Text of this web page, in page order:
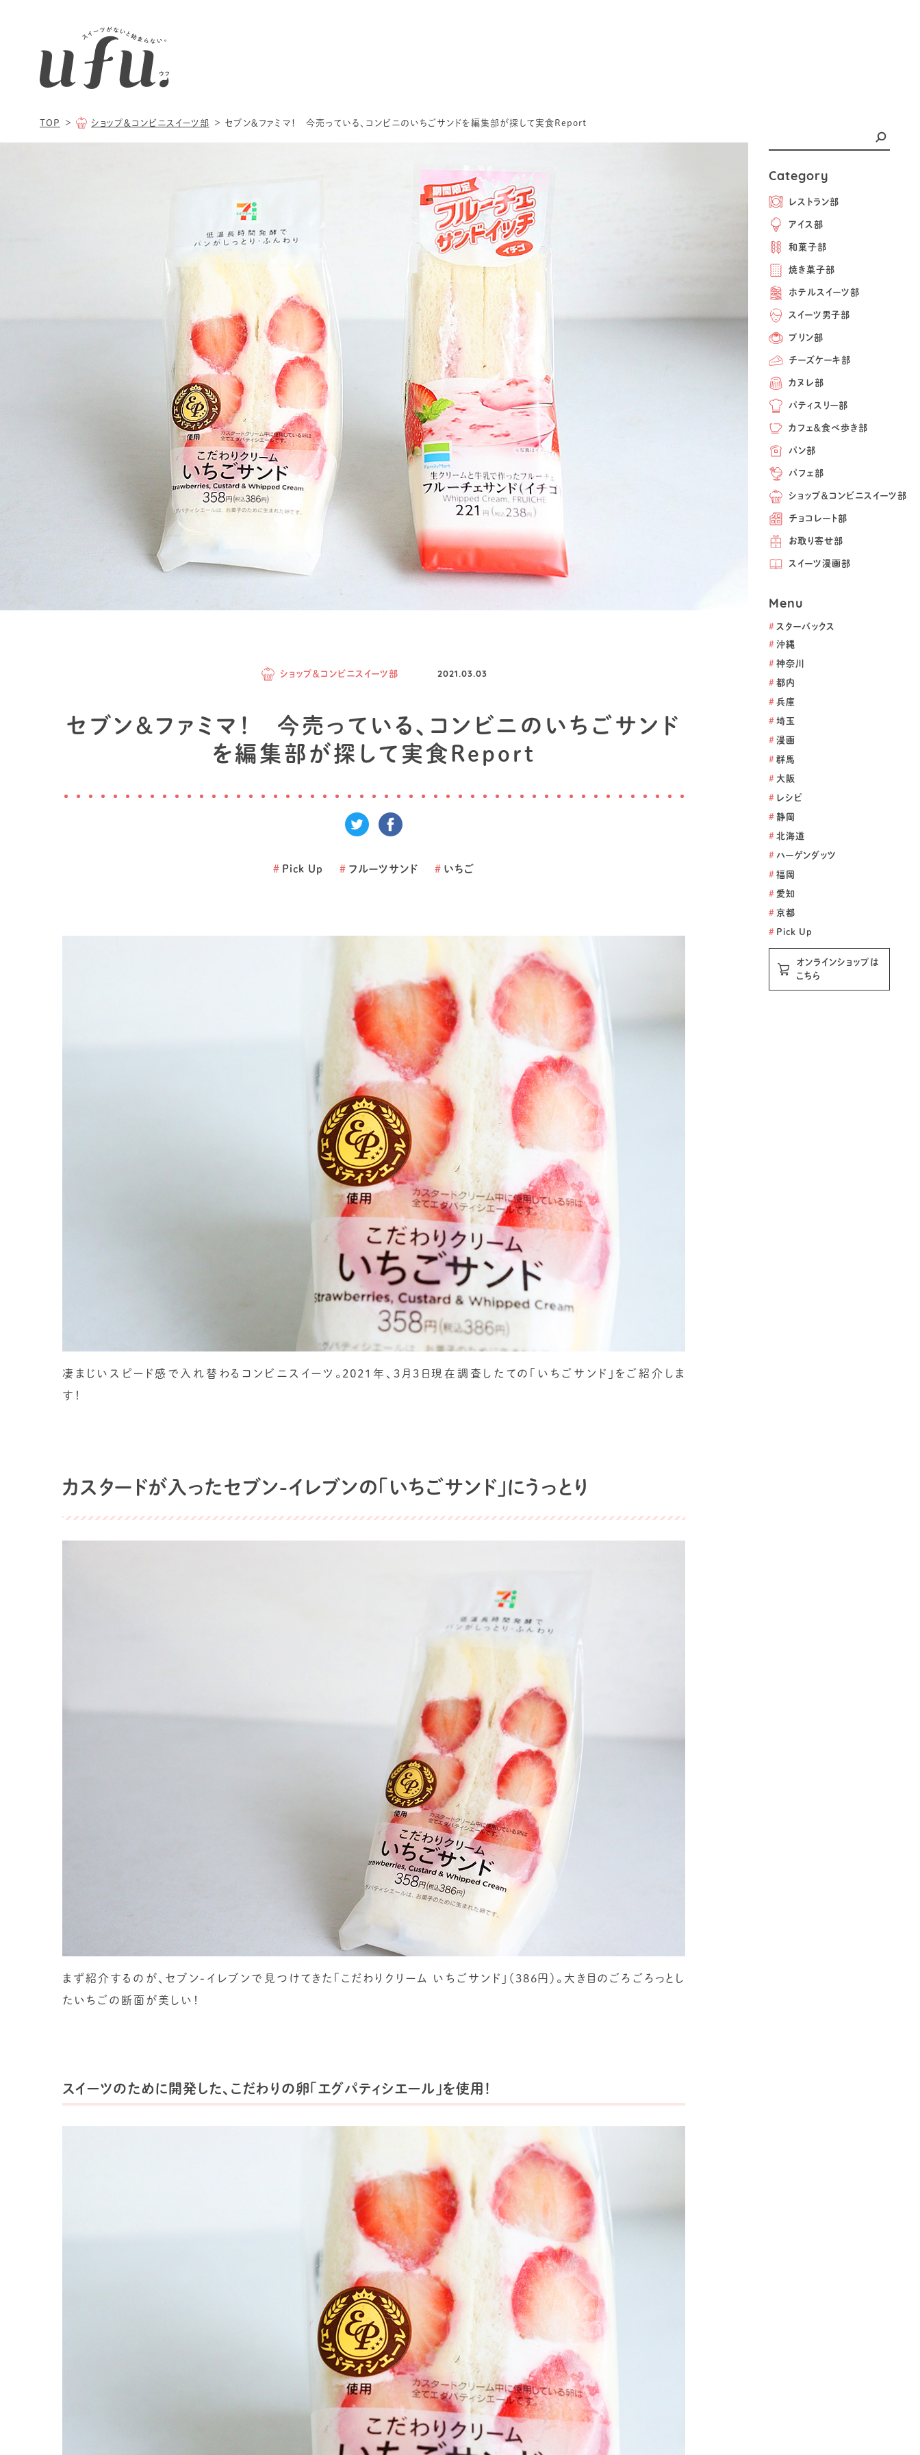
Category
レストラン部
アイス部
和菓子部
焼き菓子部
ホテルスイーツ部
スイーツ男子部
プリン部
チーズケーキ部
カヌレ部
パティスリー部
カフェ＆食べ歩き部
パン部
パフェ部
ショップ＆コンビニスイーツ部
チョコレート部
お取り寄せ部
スイーツ漫画部
Menu
# スターバックス
# 沖縄
# 神奈川
# 都内
# 兵庫
# 埼玉
# 漫画
# 群馬
# 大阪
# レシピ
# 静岡
# 北海道
# ハーゲンダッツ
# 福岡
# 愛知
# 京都
# Pick Up
オンラインショップは
こちら
TOP ショップ＆コンビニスイーツ部 セブン＆ファミマ！ 今売っている、コンビニのいちごサンドを編集部が探して実食Report
ショップ＆コンビニスイーツ部 2021.03.03
セブン＆ファミマ！ 今売っている、コンビニのいちごサンド
を編集部が探して実食Report
# Pick Up # フルーツサンド # いちご
凄まじいスピード感で入れ替わるコンビニスイーツ。2021年、3月3日現在調査したての「いちごサンド」をご紹介しま
す！
カスタードが入ったセブン-イレブンの「いちごサンド」にうっとり
まず紹介するのが、セブン-イレブンで見つけてきた「こだわりクリーム いちごサンド」（386円）。大き目のごろごろっとし
たいちごの断面が美しい！
スイーツのために開発した、こだわりの卵「エグパティシエール」を使用！